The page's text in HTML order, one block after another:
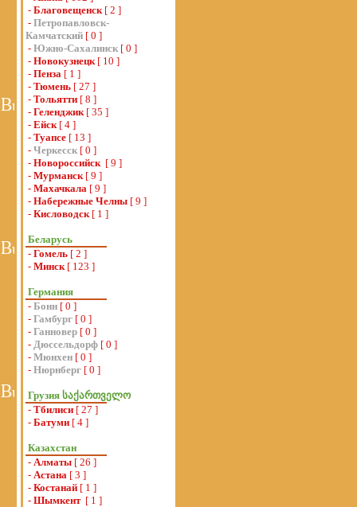
- Благовещенск[ 2 ]
- Петропавловск-
Камчатский [ 0 ]
- Южно-Сахалинск [ 0 ]
- Новокузнецк[ 10 ]
- Пенза [ 1 ]
- Тюмень [ 27 ]
- Тольятти [ 8 ]
- Геленджик[ 35 ]
- Ейск[ 4 ]
- Туапсе [ 13 ]
- Черкесск [ 0 ]
- Новороссийск [ 9 ]
- Мурманск[ 9 ]
- Махачкала [ 9 ]
- Набережные Челны [ 9 ]
- Кисловодск[ 1 ]
Беларусь
- Гомель [ 2 ]
- Минск[ 123 ]
Германия
- Бонн [ 0 ]
- Гамбург [ 0 ]
- Ганновер [ 0 ]
- Дюссельдорф [ 0 ]
- Мюнхен [ 0 ]
- Нюрнберг [ 0 ]
Грузия საქართველო
- Тбилиси [ 27 ]
- Батуми [ 4 ]
Казахстан
- Алматы [ 26 ]
- Астана [ 3 ]
- Костанай [ 1 ]
- Шымкент [ 1 ]